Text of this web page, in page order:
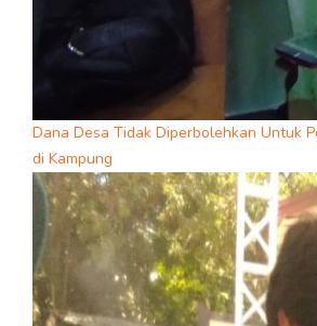
Dana Desa Tidak Diperbolehkan Untuk
di Kampung